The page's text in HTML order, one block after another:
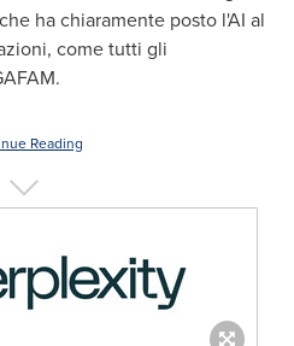
ha chiaramente posto l'AI al
come tutti gli
Reading